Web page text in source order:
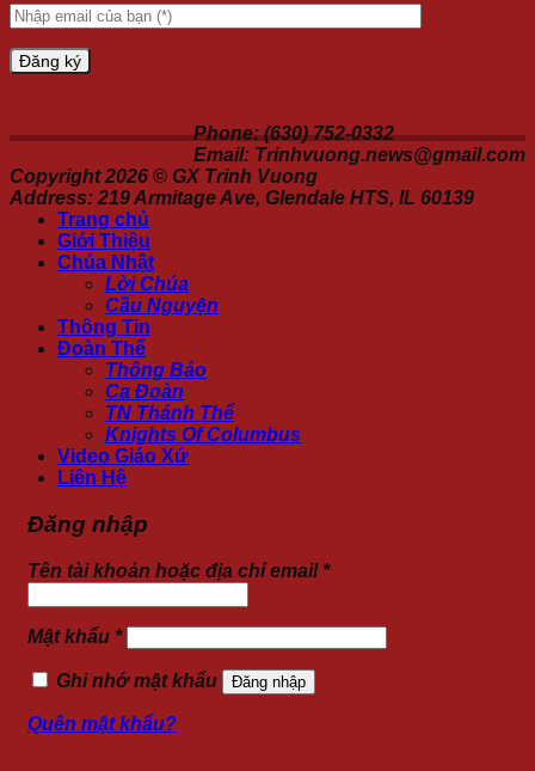
Phone: (630) 752-0332
Email: Trinhvuong.news@gmail.com
Copyright 2026 © GX Trinh Vuong
Address: 219 Armitage Ave, Glendale HTS, IL 60139
Trang chủ
Giới Thiệu
Chúa Nhật
Lời Chúa
Cầu Nguyện
Thông Tin
Đoàn Thể
Thông Báo
Ca Đoàn
TN Thánh Thể
Knights Of Columbus
Video Giáo Xứ
Liên Hệ
Đăng nhập
Tên tài khoản hoặc địa chỉ email *
Mật khẩu *
Ghi nhớ mật khẩu Đăng nhập
Quên mật khẩu?